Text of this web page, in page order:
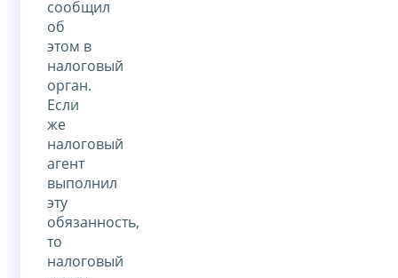
сообщил
об
этом в
налоговый
орган.
Если
же
налоговый
агент
выполнил
эту
обязанность,
то
налоговый